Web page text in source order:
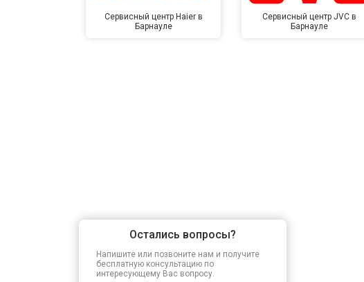
Сервисный центр Haier в
Барнауле
Сервисный центр JVC в
Барнауле
Остались вопросы?
Напишите или позвоните нам и получите
бесплатную консультацию по
интересующему Вас вопросу.